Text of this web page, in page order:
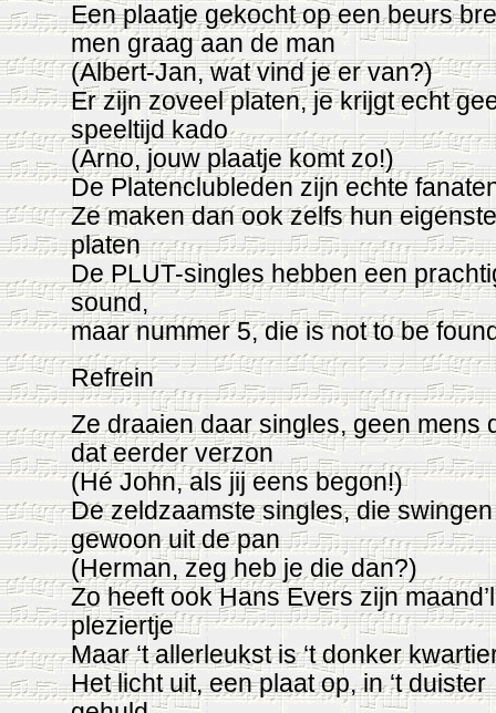
Een plaatje gekocht op een beurs
men graag aan de man
(Albert-Jan, wat vind jeer van?)
Er zijn zoveel platen, je krijgt echt
speeltijd kado
(Arno, jouw plaatje komt zo!)
De Platenclubleden zijn echte
Ze maken dan ook zelfs hun
platen
De PLUT-singles hebben een
sound,
maar nummer 5, die is not to be
Refrein
Ze draaien daar singles, geen mens
dat eerder verzon
(Hé John, als jij eens begon!)
De zeldzaamste singles, die swingen
gewoon uit de pan
(Herman, zeg heb je die dan?)
Zo heeft ook Hans Evers zijn
pleziertje
Maar ‘t allerleukst is ‘t donker
Het licht uit, een plaat op, in ‘t duister